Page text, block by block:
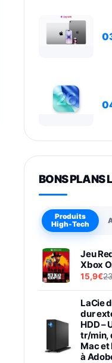
BONS PLANS
Produits
High-Tech
Jeu
Xbox
15,9€
LaCie
dur
HDD –
tr/min,
Mac et
à